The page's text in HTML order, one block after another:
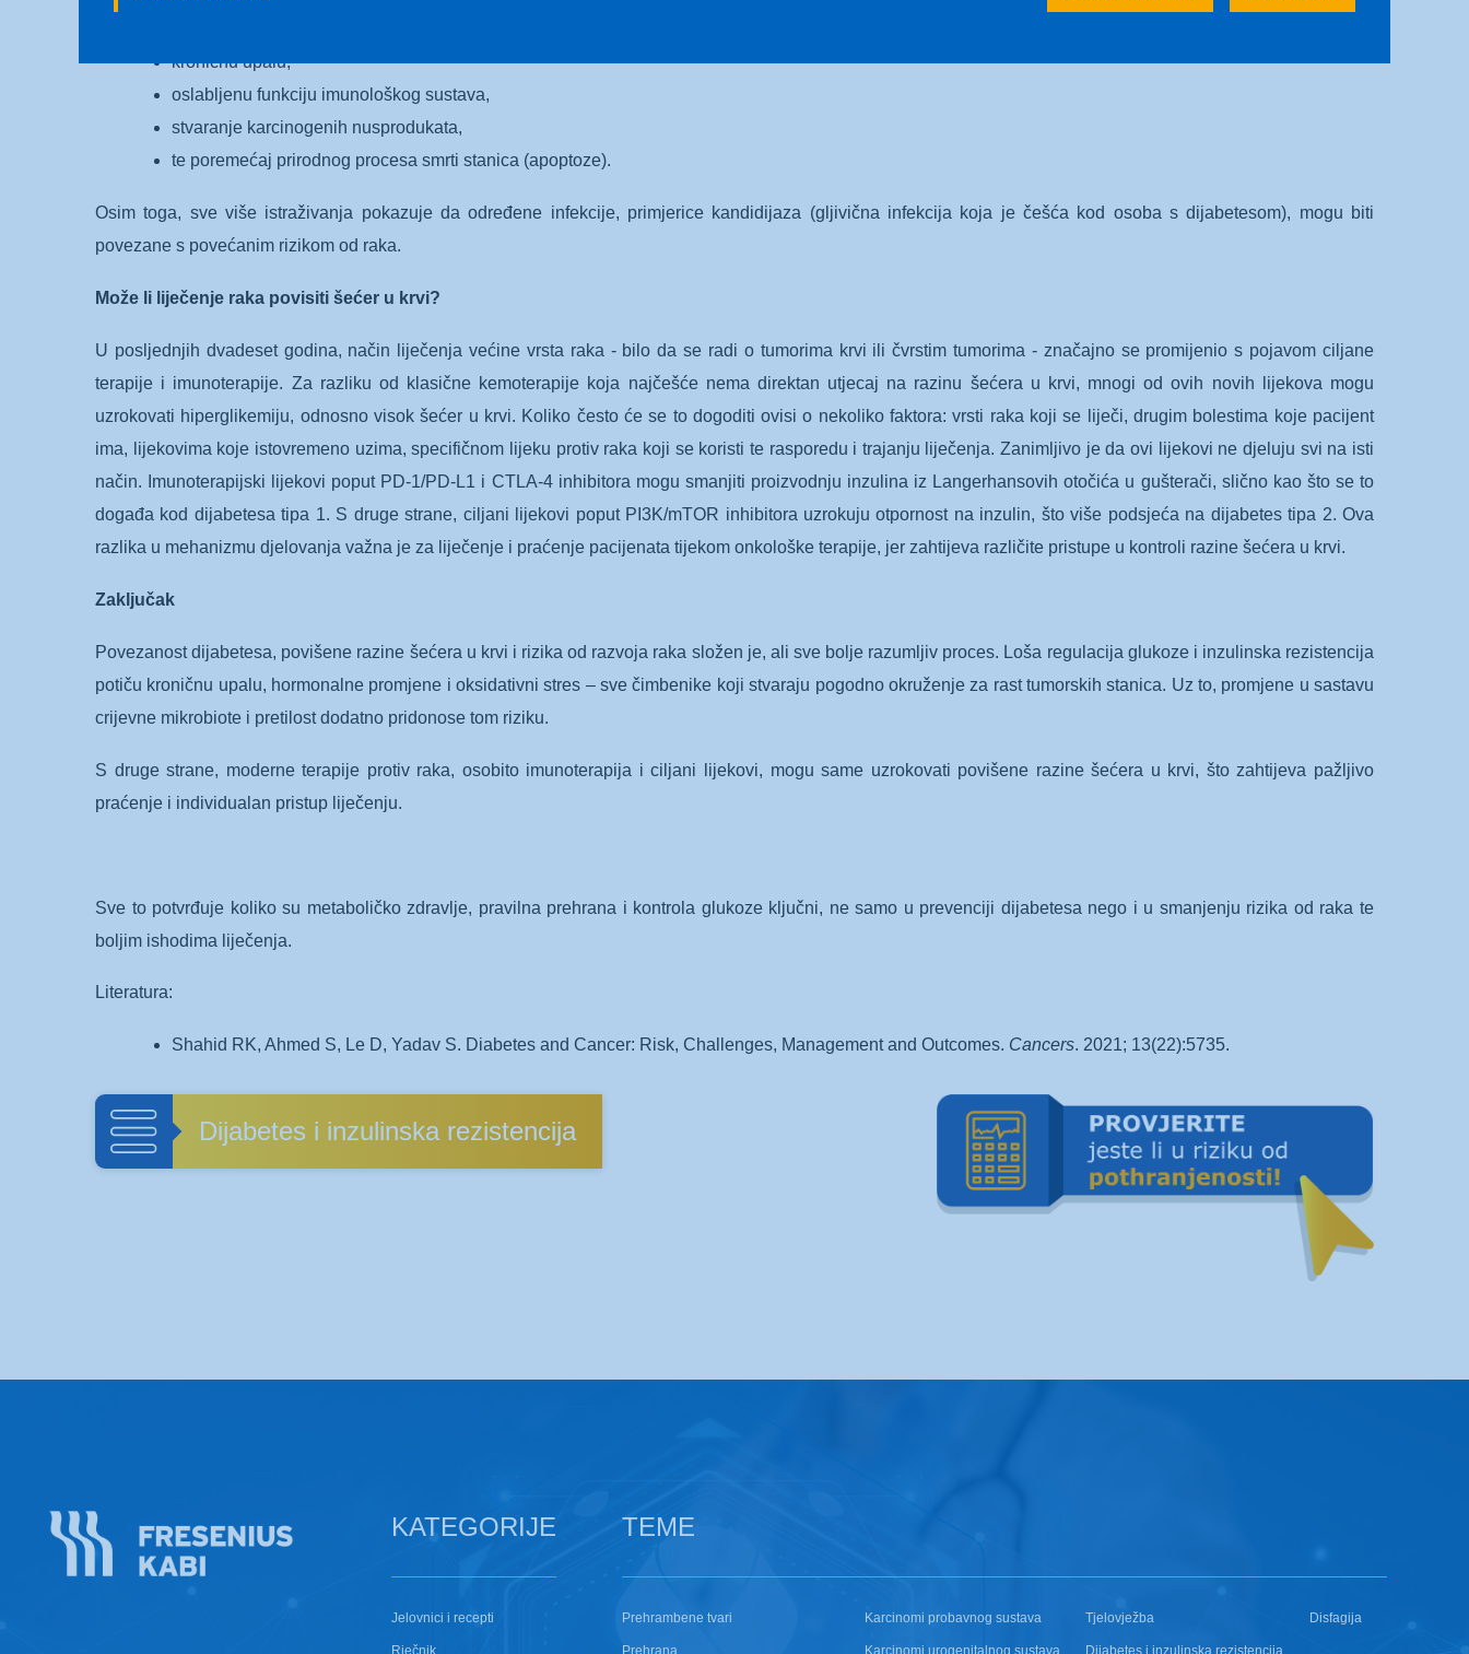
Točan mehanizam kojim dolazi do razvoja raka još nije u potpunosti poznat, ali se pretpostavlja da uključuje:
kroničnu upalu,
oslabljenu funkciju imunološkog sustava,
stvaranje karcinogenih nusprodukata,
te poremećaj prirodnog procesa smrti stanica (apoptoze).
Osim toga, sve više istraživanja pokazuje da određene infekcije, primjerice kandidijaza (gljivična infekcija koja je češća kod osoba s dijabetesom), mogu biti
povezane s povećanim rizikom od raka.
Može li liječenje raka povisiti šećer u krvi?
U posljednjih dvadeset godina, način liječenja većine vrsta raka - bilo da se radi o tumorima krvi ili čvrstim tumorima - značajno se promijenio s pojavom ciljane
terapije i imunoterapije. Za razliku od klasične kemoterapije koja najčešće nema direktan utjecaj na razinu šećera u krvi, mnogi od ovih novih lijekova mogu
uzrokovati hiperglikemiju, odnosno visok šećer u krvi. Koliko često će se to dogoditi ovisi o nekoliko faktora: vrsti raka koji se liječi, drugim bolestima koje pacijent
ima, lijekovima koje istovremeno uzima, specifičnom lijeku protiv raka koji se koristi te rasporedu i trajanju liječenja. Zanimljivo je da ovi lijekovi ne djeluju svi na isti
način. Imunoterapijski lijekovi poput PD-1/PD-L1 i CTLA-4 inhibitora mogu smanjiti proizvodnju inzulina iz Langerhansovih otočića u gušterači, slično kao što se to
događa kod dijabetesa tipa 1. S druge strane, ciljani lijekovi poput PI3K/mTOR inhibitora uzrokuju otpornost na inzulin, što više podsjeća na dijabetes tipa 2. Ova
razlika u mehanizmu djelovanja važna je za liječenje i praćenje pacijenata tijekom onkološke terapije, jer zahtijeva različite pristupe u kontroli razine šećera u krvi.
Zaključak
Povezanost dijabetesa, povišene razine šećera u krvi i rizika od razvoja raka složen je, ali sve bolje razumljiv proces. Loša regulacija glukoze i inzulinska rezistencija
potiču kroničnu upalu, hormonalne promjene i oksidativni stres – sve čimbenike koji stvaraju pogodno okruženje za rast tumorskih stanica. Uz to, promjene u sastavu
crijevne mikrobiote i pretilost dodatno pridonose tom riziku.
S druge strane, moderne terapije protiv raka, osobito imunoterapija i ciljani lijekovi, mogu same uzrokovati povišene razine šećera u krvi, što zahtijeva pažljivo
praćenje i individualan pristup liječenju.
Sve to potvrđuje koliko su metaboličko zdravlje, pravilna prehrana i kontrola glukoze ključni, ne samo u prevenciji dijabetesa nego i u smanjenju rizika od raka te
boljim ishodima liječenja.
Literatura:
Shahid RK, Ahmed S, Le D, Yadav S. Diabetes and Cancer: Risk, Challenges, Management and Outcomes. Cancers. 2021; 13(22):5735.
Dijabetes i inzulinska rezistencija
KATEGORIJE
Jelovnici i recepti
Rječnik
TEME
Prehrambene tvari
Prehrana
Karcinomi probavnog sustava
Karcinomi urogenitalnog sustava
Tjelovježba
Dijabetes i inzulinska rezistencija
Disfagija